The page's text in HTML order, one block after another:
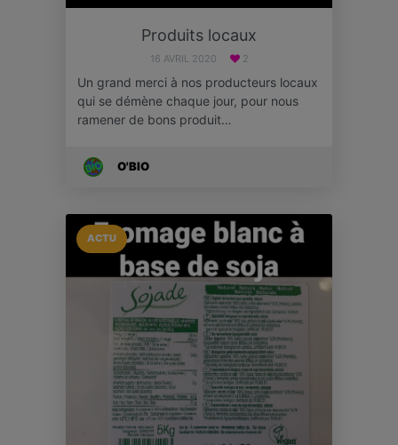
Produits locaux
16 AVRIL 2020 2
Un grand merci à nos producteurs locaux
qui se démène chaque jour, pour nous
ramener de bons produit…
O'BIO
ACTU